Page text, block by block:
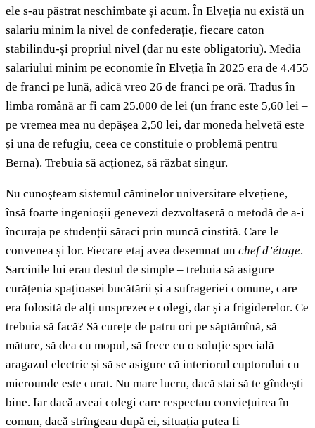
ele s-au păstrat neschimbate și acum. În Elveția nu există un
salariu minim la nivel de confederație, fiecare caton
stabilindu-și propriul nivel (dar nu este obligatoriu). Media
salariului minim pe economie în Elveția în 2025 era de 4.455
de franci pe lună, adică vreo 26 de franci pe oră. Tradus în
limba română ar fi cam 25.000 de lei (un franc este 5,60 lei –
pe vremea mea nu depășea 2,50 lei, dar moneda helvetă este
și una de refugiu, ceea ce constituie o problemă pentru
Berna). Trebuia să acționez, să răzbat singur.
Nu cunoșteam sistemul căminelor universitare elvețiene,
însă foarte ingenioșii genevezi dezvoltaseră o metodă de a-i
încuraja pe studenții săraci prin muncă cinstită. Care le
convenea și lor. Fiecare etaj avea desemnat un chef d’étage.
Sarcinile lui erau destul de simple – trebuia să asigure
curățenia spațioasei bucătării și a sufrageriei comune, care
era folosită de alți unsprezece colegi, dar și a frigiderelor. Ce
trebuia să facă? Să curețe de patru ori pe săptămînă, să
măture, să dea cu mopul, să frece cu o soluție specială
aragazul electric și să se asigure că interiorul cuptorului cu
microunde este curat. Nu mare lucru, dacă stai să te gîndești
bine. Iar dacă aveai colegi care respectau conviețuirea în
comun, dacă strîngeau după ei, situația putea fi